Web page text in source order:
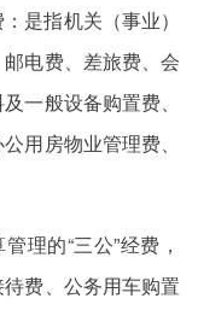
是指机关（事业）
电费、差旅费、会
一般设备购置费、
用房物业管理费、
理的“三公”经费，
费、公务用车购置